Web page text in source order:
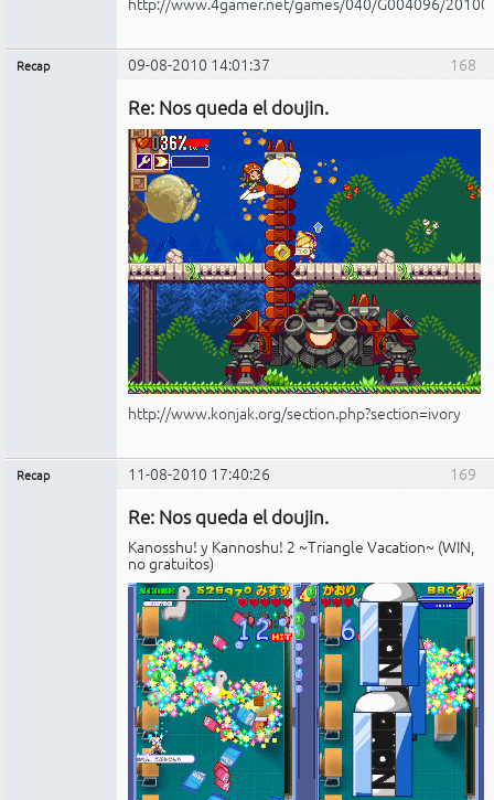
168
Recap 09-08-2010 14:01:37
Re: Nos queda el doujin.
http://www.konjak.org/section.php?section=ivory
169
Recap 11-08-2010 17:40:26
Re: Nos queda el doujin.
Kanosshu! y Kannoshu! 2 ~Triangle Vacation~ (WIN,
no gratuitos)